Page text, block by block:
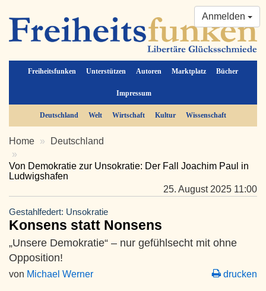
Freiheitsfunken Unterstützen Autoren Marktplatz Bücher
Impressum
Anmelden
Deutschland Welt Wirtschaft Kultur Wissenschaft
Home Deutschland
Von Demokratie zur Unsokratie: Der Fall Joachim Paul in
Ludwigshafen
25. August 2025 11:00
Gestahlfedert: Unsokratie
Konsens statt Nonsens
„Unsere Demokratie“ – nur gefühlsecht mit ohne
Opposition!
von Michael Werner drucken